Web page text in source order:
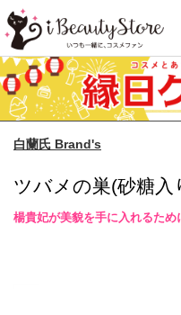
白蘭氏 Brand's
ツバメの巣(砂糖入
楊貴妃が美貌を手に入れるため